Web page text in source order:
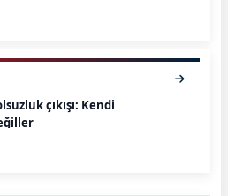
çıkışı: Kendi